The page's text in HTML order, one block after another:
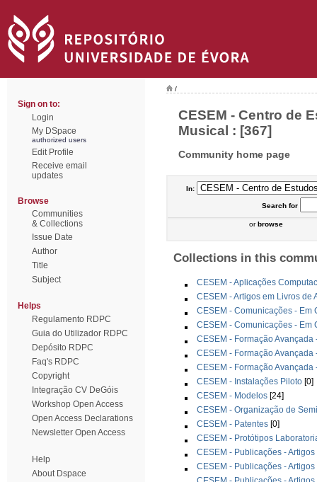
Sign on to:
Login
My DSpace
authorized users
Edit Profile
Receive email
updates
Browse
Communities
& Collections
Issue Date
Author
Title
Subject
Helps
Regulamento RDPC
Guia do Utilizador RDPC
Depósito RDPC
Faq's RDPC
Copyright
Integração CV DeGóis
Workshop Open Access
Open Access Declarations
Newsletter Open Access
Help
About Dspace
/
CESEM - Centro de
Musical : [367]
Community home page
In:
Searchfor
orbrowse
Collections in this
CESEM - Aplicações
CESEM - Artigos em Livros de
CESEM - Comunicações -
CESEM - Comunicações -
CESEM - Formação Avançada
CESEM - Formação
CESEM - Formação Avançada
CESEM - Instalações Piloto [0]
CESEM - Modelos [24]
CESEM - Organização de
CESEM - Patentes [0]
CESEM - Protótipos
CESEM - Publicações -
CESEM - Publicações -